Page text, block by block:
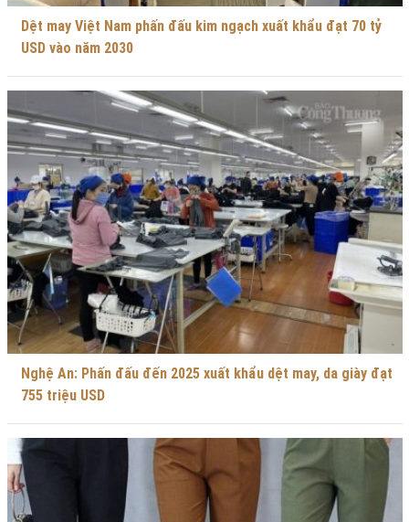
Dệt may Việt Nam phấn đấu kim ngạch xuất khẩu đạt 70 tỷ
USD vào năm 2030
Nghệ An: Phấn đấu đến 2025 xuất khẩu dệt may, da giày đạt
755 triệu USD